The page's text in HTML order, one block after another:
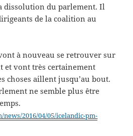
dissolution du parlement. Il
de la coalition au
à nouveau se retrouver sur
et vont très certainement
choses aillent jusqu’au bout.
ne semble plus être
2016/04/05/icelandic-pm-